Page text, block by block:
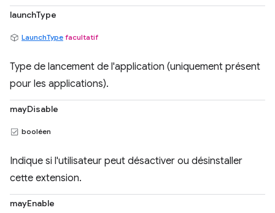
launchType
LaunchType facultatif
Type de lancement de l'application (uniquement présent
pour les applications).
mayDisable
booléen
Indique si l'utilisateur peut désactiver ou désinstaller
cette extension.
mayEnable